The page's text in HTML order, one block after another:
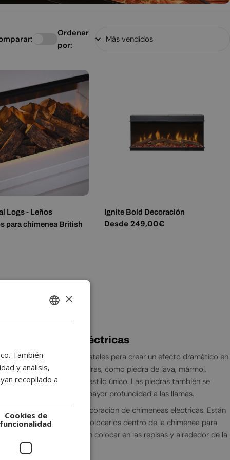
Ordenar
por:
Logs - Leños
para chimenea British
Ignite Bold Decoración
Precio
Desde 249,00€
chimeneas eléctricas
es usar piedras y cristales para crear un efecto dramático en
diferentes tipos de piedras, como piedra de lava, mármol,
para crear un estilo único. Las piedras también se
luces LED para añadir mayor profundidad a las llamas.
opción popular para la decoración de chimeneas eléctricas. Están
y tamaños, y puedes colocarlos dentro de la chimenea para
los cristales se pueden colocar en las repisas y alrededor de la
interés visual.
CZECH
DUTCH
×
También
y análisis,
recopilado a
Cookies de
funcionalidad